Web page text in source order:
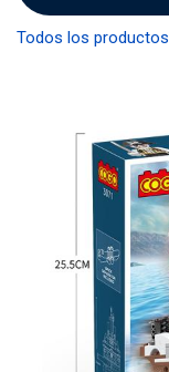
Todos los productos